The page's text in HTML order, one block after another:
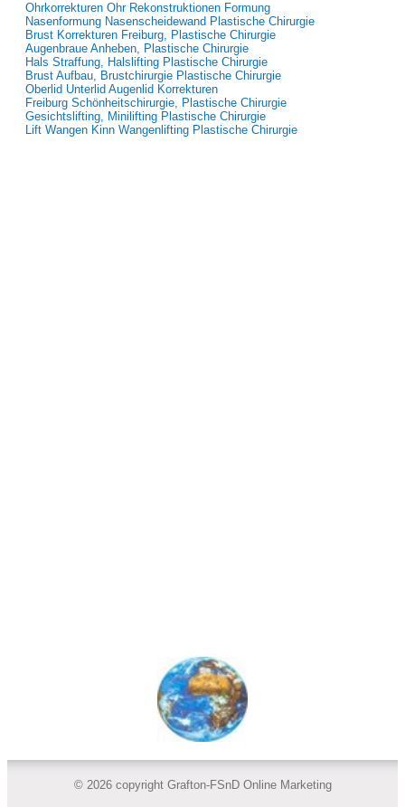
Ohrkorrekturen Ohr Rekonstruktionen Formung
Nasenformung Nasenscheidewand Plastische Chirurgie
Brust Korrekturen Freiburg, Plastische Chirurgie
Augenbraue Anheben, Plastische Chirurgie
Hals Straffung, Halslifting Plastische Chirurgie
Brust Aufbau, Brustchirurgie Plastische Chirurgie
Oberlid Unterlid Augenlid Korrekturen
Freiburg Schönheitschirurgie, Plastische Chirurgie
Gesichtslifting, Minilifting Plastische Chirurgie
Lift Wangen Kinn Wangenlifting Plastische Chirurgie
© 2026 copyright Grafton-FSnD Online Marketing